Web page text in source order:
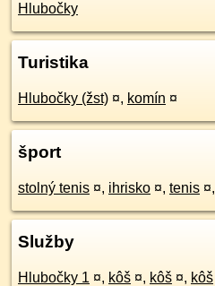
Hlubočky
Turistika
Hlubočky (žst) ¤, komín ¤
šport
stolný tenis ¤, ihrisko ¤, tenis ¤,
Služby
Hlubočky 1 ¤, kôš ¤, kôš ¤, kôš